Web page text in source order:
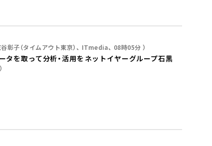
彰子（タイムアウト東京） ITmedia
08時05分
を取って分析・活用を――ネットイヤーグループ石黒